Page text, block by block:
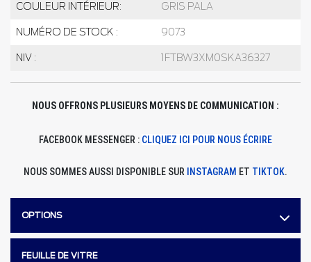
COULEUR INTÉRIEUR: GRIS PALA
NUMÉRO DE STOCK : 9073
NIV : 1FTBW3XM0SKA36327
NOUS OFFRONS PLUSIEURS MOYENS DE COMMUNICATION :
FACEBOOK MESSENGER : CLIQUEZ ICI POUR NOUS ÉCRIRE
NOUS SOMMES AUSSI DISPONIBLE SUR INSTAGRAM ET TIKTOK.
OPTIONS
FEUILLE DE VITRE